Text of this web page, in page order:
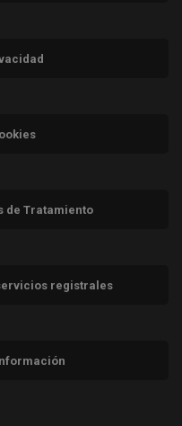
de Tratamiento
registrales